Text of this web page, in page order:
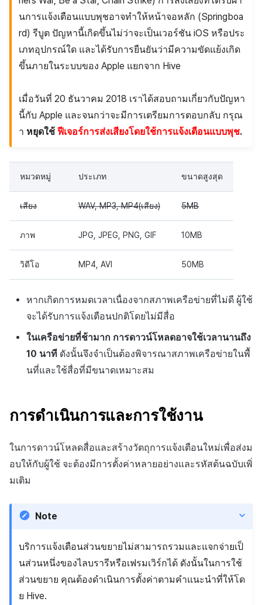
นการแจ้งเตือนแบบพุชอาจทำให้หน้าจอหลัก (Springboa
rd) รีบูต ปัญหานี้เกิดขึ้นไม่ว่าจะเป็นเวอร์ชัน iOS หรือประ
เภทอุปกรณ์ใด และได้รับการยืนยันว่ามีความขัดแย้งเกิด
ขึ้นภายในระบบของ Apple แยกจาก Hive
เมื่อวันที่ 20 ธันวาคม 2018 เราได้สอบถามเกี่ยวกับปัญหา
นี้กับ Apple และจนกว่าจะมีการเตรียมการตอบกลับ กรุณ
า หยุดใช้ ฟีเจอร์การส่งเสียงโดยใช้การแจ้งเตือนแบบพุช.
หมวดหมู่ ประเภท ขนาดสูงสุด
เสียง WAV, MP3, MP4(เสียง) 5MB
ภาพ JPG, JPEG, PNG, GIF 10MB
วิดีโอ MP4, AVI 50MB
หากเกิดการหมดเวลาเนื่องจากสภาพเครือข่ายที่ไม่ดี ผู้ใช้
จะได้รับการแจ้งเตือนปกติโดยไม่มีสื่อ
ในเครือข่ายที่ช้ามาก การดาวน์โหลดอาจใช้เวลานานถึง
10 นาทีดังนั้นจึงจำเป็นต้องพิจารณาสภาพเครือข่ายในพื้
นที่และใช้สื่อที่มีขนาดเหมาะสม
การดำเนินการและการใช้งาน
ในการดาวน์โหลดสื่อและสร้างวัตถุการแจ้งเตือนใหม่เพื่อส่งม
อบให้กับผู้ใช้ จะต้องมีการตั้งค่าหลายอย่างและรหัสต้นฉบับเพิ่
มเติม
Note
บริการแจ้งเตือนส่วนขยายไม่สามารถรวมและแจกจ่ายเป็
นส่วนหนึ่งของไลบรารีหรือเฟรมเวิร์กได้ ดังนั้นในการใช้
ส่วนขยาย คุณต้องดำเนินการตั้งค่าตามคำแนะนำที่ให้โด
ย Hive.